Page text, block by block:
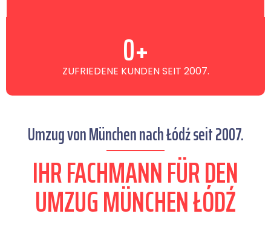
ZUFRIEDENE KUNDEN SEIT 2007.
0+
Umzug von München nach Łódź seit 2007.
IHR FACHMANN FÜR DEN
UMZUG MÜNCHEN ŁÓDŹ